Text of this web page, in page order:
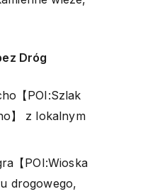
Dróg
【POI:Szlak
】 z lokalnym
【POI:Wioska
drogowego,